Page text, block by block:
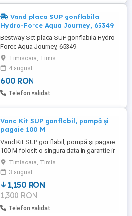
Vand placa SUP gonflabila
Hydro-Force Aqua Journey, 65349
Bestway Set placa SUP gonflabila Hydro-
Force Aqua Journey, 65349
Timisoara, Timis
4 august
600 RON
Telefon validat
Vand Kit SUP gonflabil, pompă și
pagaie 100 M
Vand Kit SUP gonflabil, pompă și pagaie
100 M folosit o singura data in garantie in
stare impecabila asemenea unui produs
nou. Kit-ul conţine UN SUP 100 M O
PAGAIE ITIWIT DEMONTABILĂ ȘI
REGLABILĂ O POMPĂ ITIWIT UN RUCSAC
DE TRANSPORT MANUAL DE
INSTRUCȚIUNI UN PATCH DE REPARARE
Greutate recomandată și ...
Timisoara, Timis
3 august
1,150 RON
1,300 RON
Telefon validat